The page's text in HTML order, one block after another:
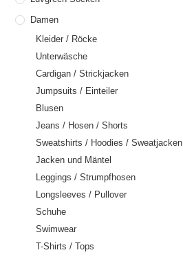
Damen
Kleider / Röcke
Unterwäsche
Cardigan / Strickjacken
Jumpsuits / Einteiler
Blusen
Jeans / Hosen / Shorts
Sweatshirts / Hoodies / Sweatjacken
Jacken und Mäntel
Leggings / Strumpfhosen
Longsleeves / Pullover
Schuhe
Swimwear
T-Shirts / Tops